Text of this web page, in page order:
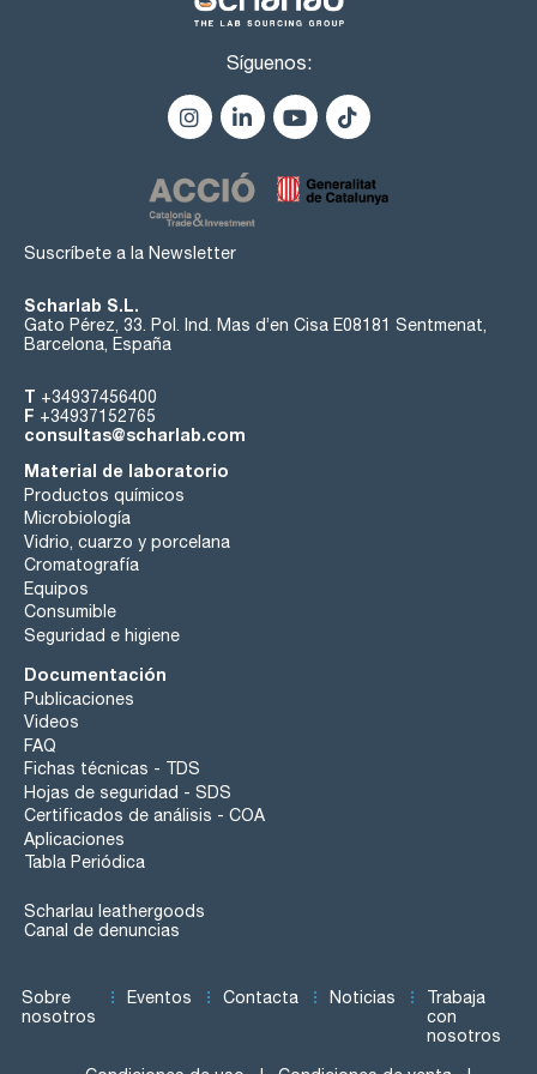
Síguenos:
Suscríbete a la Newsletter
Scharlab S.L.
Gato Pérez, 33. Pol. Ind. Mas d’en Cisa E08181 Sentmenat,
Barcelona, España
T +34937456400
F +34937152765
consultas@scharlab.com
Material de laboratorio
Productos químicos
Microbiología
Vidrio, cuarzo y porcelana
Cromatografía
Equipos
Consumible
Seguridad e higiene
Documentación
Publicaciones
Videos
FAQ
Fichas técnicas - TDS
Hojas de seguridad - SDS
Certificados de análisis - COA
Aplicaciones
Tabla Periódica
Scharlau leathergoods
Canal de denuncias
Sobre
nosotros
Eventos Contacta Noticias
Trabaja
con
nosotros